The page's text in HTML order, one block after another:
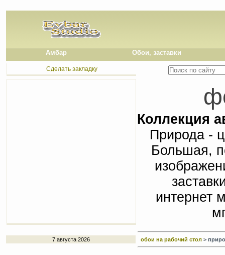
Амбар Обои, заставки
Сделать закладку
Коллекция
Природа -
Большая,
интернет
7 августа 2026 обои на рабочий стол >